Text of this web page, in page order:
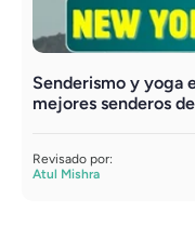
Senderismo y yoga
mejores senderos
Revisado por:
Atul Mishra